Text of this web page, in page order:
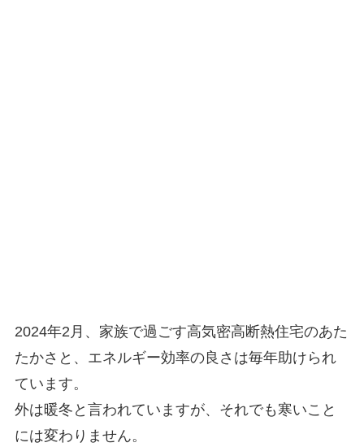
2024年2月、家族で過ごす高気密高断熱住宅のあた
たかさと、エネルギー効率の良さは毎年助けられ
ています。
外は暖冬と言われていますが、それでも寒いこと
には変わりません。